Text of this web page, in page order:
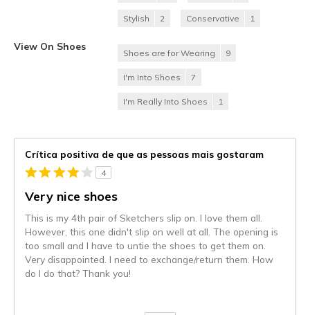
Stylish 2 Conservative 1
View On Shoes
Shoes are for Wearing 9
I'm Into Shoes 7
I'm Really Into Shoes 1
Crítica positiva de que as pessoas mais gostaram
4
Very nice shoes
This is my 4th pair of Sketchers slip on. I love them all.
However, this one didn't slip on well at all. The opening is
too small and I have to untie the shoes to get them on.
Very disappointed. I need to exchange/return them. How
do I do that? Thank you!